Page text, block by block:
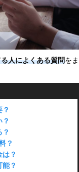
人によくある質問をま
？
？
？